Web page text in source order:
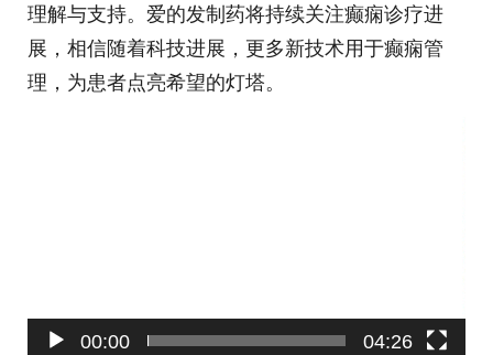
理解与支持。爱的发制药将持续关注癫痫诊疗进
展，相信随着科技进展，更多新技术用于癫痫管
理，为患者点亮希望的灯塔。
00:00 04:26